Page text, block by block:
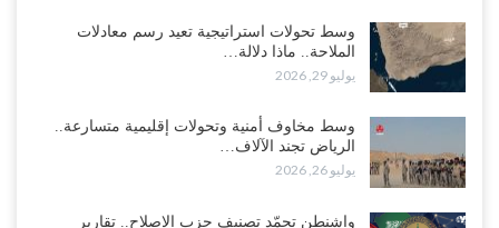
وسط تحولات استراتيجية تعيد رسم معادلات
الملاحة.. ماذا دلالة…
يوليو 29, 2026
وسط مخاوف أمنية وتحولات إقليمية متسارعة..
الرياض تجند الآلاف…
يوليو 26, 2026
واشنطن تجمّد تصنيف حزب الإصلاح.. تقارير